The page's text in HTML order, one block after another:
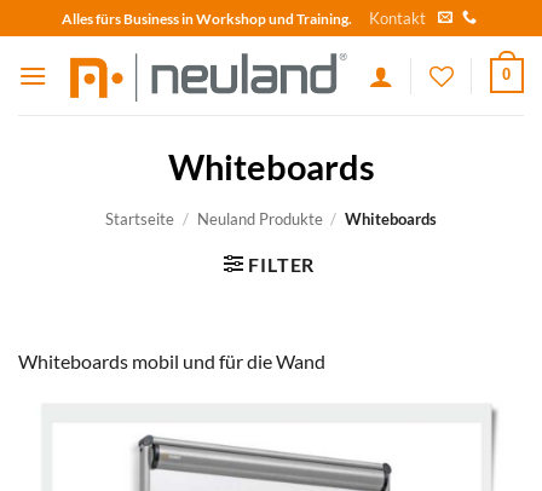
to
content
Alles fürs Business in Workshop und Training. Kontakt
0
Whiteboards
Startseite / Neuland Produkte / Whiteboards
FILTER
Whiteboards mobil und für die Wand